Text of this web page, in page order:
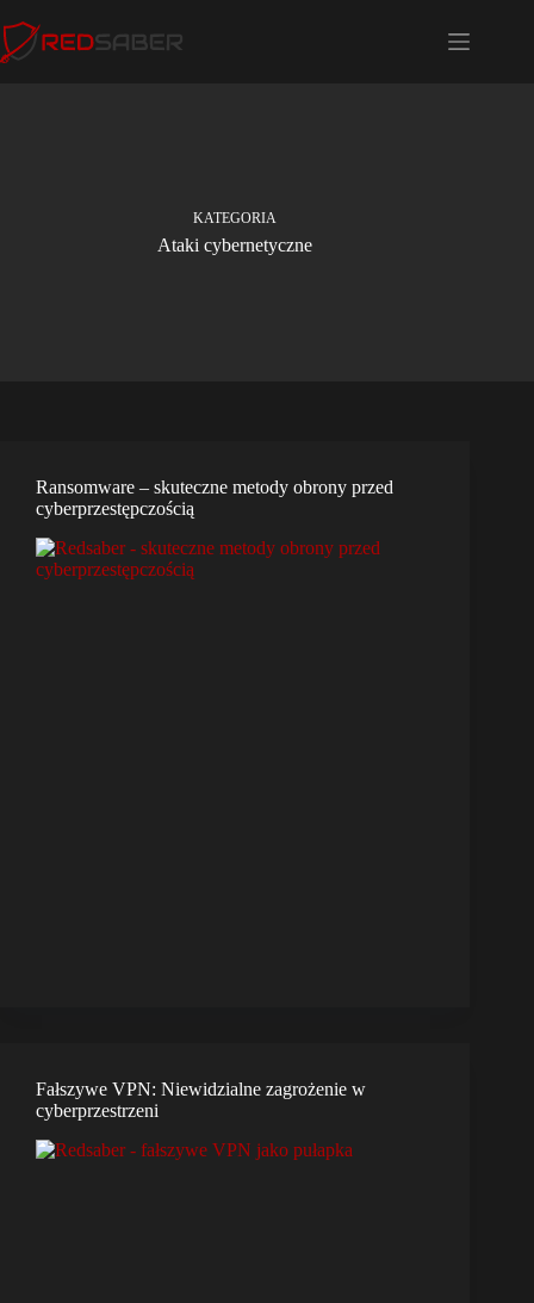
do
treści
KATEGORIA
Ataki cybernetyczne
Ransomware – skuteczne metody obrony przed
cyberprzestępczością
Fałszywe VPN: Niewidzialne zagrożenie w
cyberprzestrzeni